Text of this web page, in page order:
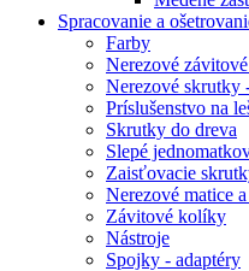
Spracovanie a
Farby
Nerezové
Nerezové skrutky
Príslušenstvo na
Skrutky do dreva
Slepé
Zaisťovacie
Nerezové matice
Závitové kolíky
Nástroje
Spojky - adaptéry